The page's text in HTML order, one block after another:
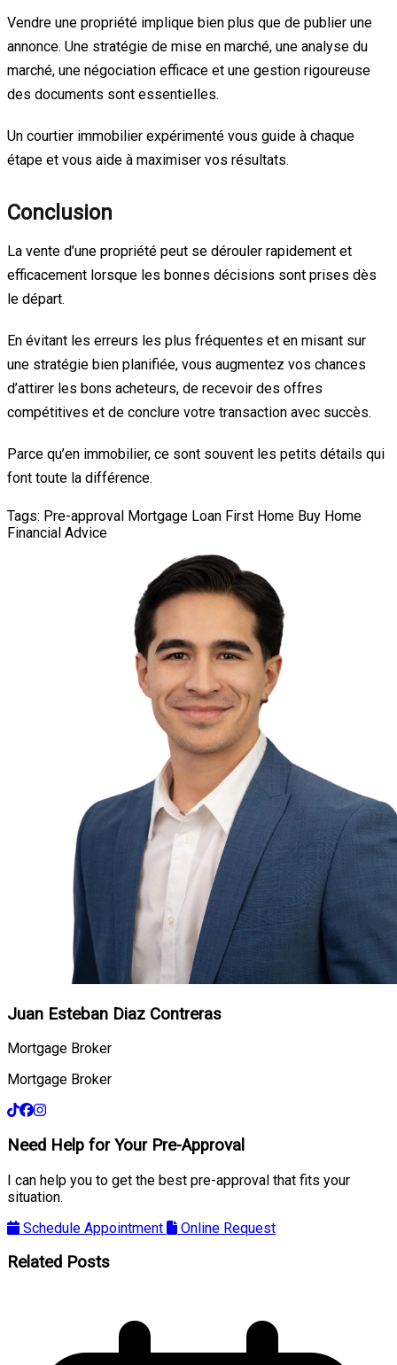
Vendre une propriété implique bien plus que de publier une
annonce. Une stratégie de mise en marché, une analyse du
marché, une négociation efficace et une gestion rigoureuse
des documents sont essentielles.
Un courtier immobilier expérimenté vous guide à chaque
étape et vous aide à maximiser vos résultats.
Conclusion
La vente d’une propriété peut se dérouler rapidement et
efficacement lorsque les bonnes décisions sont prises dès
le départ.
En évitant les erreurs les plus fréquentes et en misant sur
une stratégie bien planifiée, vous augmentez vos chances
d’attirer les bons acheteurs, de recevoir des offres
compétitives et de conclure votre transaction avec succès.
Parce qu’en immobilier, ce sont souvent les petits détails qui
font toute la différence.
Tags: Pre-approval Mortgage Loan First Home Buy Home
Financial Advice
Juan Esteban Diaz Contreras
Mortgage Broker
Mortgage Broker
Need Help for Your Pre-Approval
I can help you to get the best pre-approval that fits your
situation.
Schedule Appointment
Online Request
Related Posts